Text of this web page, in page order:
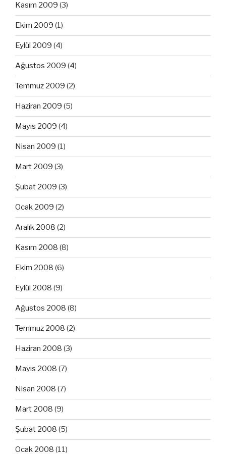
Kasım 2009 (3)
Ekim 2009 (1)
Eylül 2009 (4)
Ağustos 2009 (4)
Temmuz 2009 (2)
Haziran 2009 (5)
Mayıs 2009 (4)
Nisan 2009 (1)
Mart 2009 (3)
Şubat 2009 (3)
Ocak 2009 (2)
Aralık 2008 (2)
Kasım 2008 (8)
Ekim 2008 (6)
Eylül 2008 (9)
Ağustos 2008 (8)
Temmuz 2008 (2)
Haziran 2008 (3)
Mayıs 2008 (7)
Nisan 2008 (7)
Mart 2008 (9)
Şubat 2008 (5)
Ocak 2008 (11)